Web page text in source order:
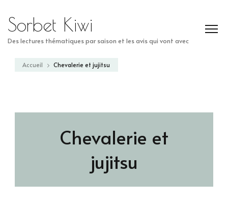
Sorbet Kiwi
Des lectures thématiques par saison et les avis qui vont avec
Accueil Chevalerie et jujitsu
Chevalerie et
jujitsu